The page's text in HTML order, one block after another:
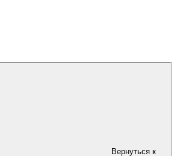
Вернуться к